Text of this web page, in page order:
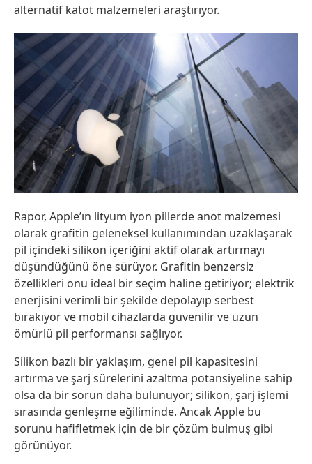
alternatif katot malzemeleri araştırıyor.
Rapor, Apple’ın lityum iyon pillerde anot malzemesi
olarak grafitin geleneksel kullanımından uzaklaşarak
pil içindeki silikon içeriğini aktif olarak artırmayı
düşündüğünü öne sürüyor. Grafitin benzersiz
özellikleri onu ideal bir seçim haline getiriyor; elektrik
enerjisini verimli bir şekilde depolayıp serbest
bırakıyor ve mobil cihazlarda güvenilir ve uzun
ömürlü pil performansı sağlıyor.
Silikon bazlı bir yaklaşım, genel pil kapasitesini
artırma ve şarj sürelerini azaltma potansiyeline sahip
olsa da bir sorun daha bulunuyor; silikon, şarj işlemi
sırasında genleşme eğiliminde. Ancak Apple bu
sorunu hafifletmek için de bir çözüm bulmuş gibi
görünüyor.